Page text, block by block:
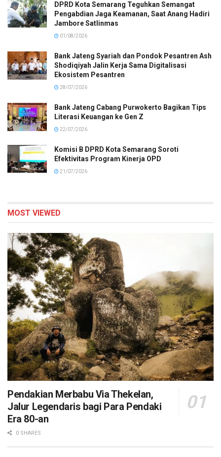
DPRD Kota Semarang Teguhkan Semangat
Pengabdian Jaga Keamanan, Saat Anang Hadiri
Jambore Satlinmas
01/08/2026
Bank Jateng Syariah dan Pondok Pesantren Ash
Shodiqiyah Jalin Kerja Sama Digitalisasi
Ekosistem Pesantren
28/07/2026
Bank Jateng Cabang Purwokerto Bagikan Tips
Literasi Keuangan ke Gen Z
22/07/2026
Komisi B DPRD Kota Semarang Soroti
Efektivitas Program Kinerja OPD
21/07/2026
MOST VIEWED
Pendakian Merbabu Via Thekelan,
Jalur Legendaris bagi Para Pendaki
Era 80-an
0 SHARES